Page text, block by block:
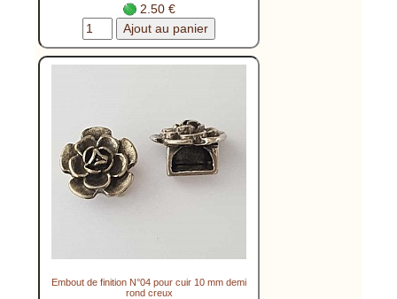
2.50 €
Embout de finition N°04 pour cuir 10 mm demi
rond creux